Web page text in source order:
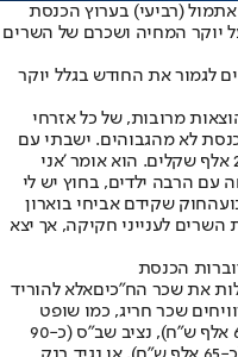
(רביעי) בערוץ הכנסת
יוקר המחיה ושכרם של השרים
לגמור את החודש בגלל יוקר
מרובות, של כל אזרחי
לא מהגבוהים. ישבתי עם
שר בממשלה שמראה לי שנכנס לו לבנק 23 אלף שקלים. הוא אומר 'אני
הרבה ילדים, בחוץ יש לי
החוק שקידם אביחי בוארון
השרים לענייני חקיקה, אך יצא
הכנסת
את שכר הח"כיםאלא להוריד
שכר חריג, כמו שופט
מחוזי שמרוויח יותר מנשיא המדינה (כ-65 אלף ש"ח), נציב שב"ס (כ-90